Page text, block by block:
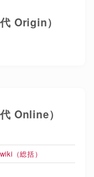
Origin）
Online）
（総括）